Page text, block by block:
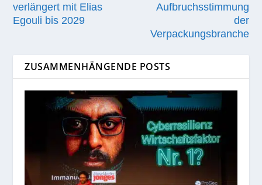
verlängert mit Elias
Egouli bis 2029
Aufbruchsstimmung
der
Verpackungsbranche
ZUSAMMENHÄNGENDE POSTS